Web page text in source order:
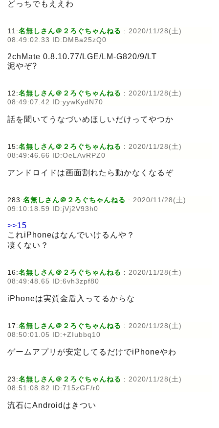
どっちでもええわ
11:名無しさん＠２ろぐちゃんねる : 2020/11/28(土)
08:49:02.33 ID:DMBa25zQ0
2chMate 0.8.10.77/LGE/LM-G820/9/LT
泥やぞ?
12:名無しさん＠２ろぐちゃんねる : 2020/11/28(土)
08:49:07.42 ID:yywKydN70
話を聞いてうなづいめほしいだけってやつか
15:名無しさん＠２ろぐちゃんねる : 2020/11/28(土)
08:49:46.66 ID:OeLAvRPZ0
アンドロイドは画面割れたら動かなくなるぞ
283:名無しさん＠２ろぐちゃんねる : 2020/11/28(土)
09:10:18.59 ID:jVj2V93h0
>>15
これiPhoneはなんでいけるんや？
凄くない？
16:名無しさん＠２ろぐちゃんねる : 2020/11/28(土)
08:49:48.65 ID:6vh3zpf80
iPhoneは実質金盾入ってるからな
17:名無しさん＠２ろぐちゃんねる : 2020/11/28(土)
08:50:01.05 ID:+ZIubbq10
ゲームアプリが安定してるだけでiPhoneやわ
23:名無しさん＠２ろぐちゃんねる : 2020/11/28(土)
08:51:08.82 ID:715zGF/r0
流石にAndroidはきつい